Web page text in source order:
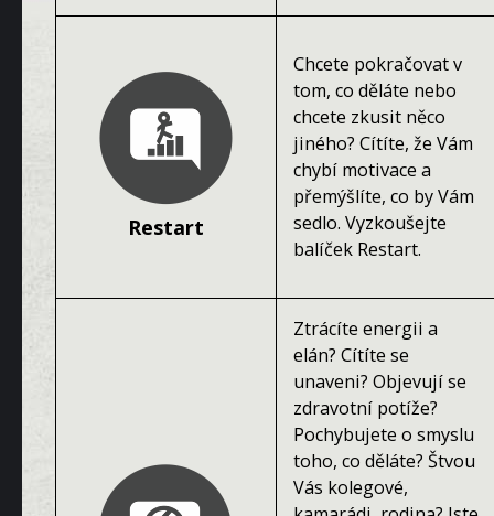
Restart
Chcete pokračovat v
tom, co děláte nebo
chcete zkusit něco
jiného? Cítíte, že Vám
chybí motivace a
přemýšlíte, co by Vám
sedlo. Vyzkoušejte
balíček Restart.
Ztrácíte energii a
elán? Cítíte se
unaveni? Objevují se
zdravotní potíže?
Pochybujete o smyslu
toho, co děláte? Štvou
Vás kolegové,